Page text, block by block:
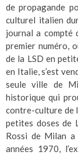
de propagande
culturel italien
journal a compté
premier numéro,
de la LSD en
en Italie, s’est
seule ville de
historique qui
contre-culture de
petites doses de
Rossi de Milan
années 1970,